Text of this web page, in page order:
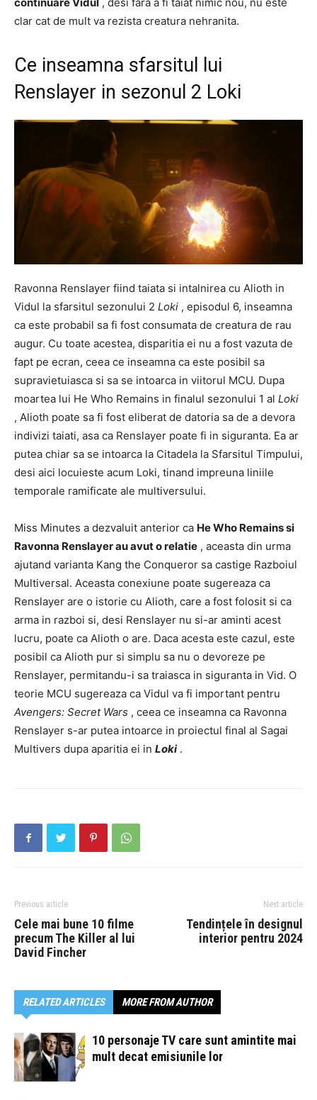
clar cat de mult va rezista creatura nehranita.
Ce inseamna sfarsitul lui
Renslayer in sezonul 2 Loki
Ravonna Renslayer fiind taiata si intalnirea cu Alioth in
Vidul la sfarsitul sezonului 2 Loki , episodul 6, inseamna
ca este probabil sa fi fost consumata de creatura de rau
augur. Cu toate acestea, disparitia ei nu a fost vazuta de
fapt pe ecran, ceea ce inseamna ca este posibil sa
supravietuiasca si sa se intoarca in viitorul MCU. Dupa
moartea lui He Who Remains in finalul sezonului 1 al Loki
, Alioth poate sa fi fost eliberat de datoria sa de a devora
indivizi taiati, asa ca Renslayer poate fi in siguranta. Ea ar
putea chiar sa se intoarca la Citadela la Sfarsitul Timpului,
desi aici locuieste acum Loki, tinand impreuna liniile
temporale ramificate ale multiversului.
Miss Minutes a dezvaluit anterior ca He Who Remains si
Ravonna Renslayer au avut o relatie , aceasta din urma
ajutand varianta Kang the Conqueror sa castige Razboiul
Multiversal. Aceasta conexiune poate sugereaza ca
Renslayer are o istorie cu Alioth, care a fost folosit si ca
arma in razboi si, desi Renslayer nu si-ar aminti acest
lucru, poate ca Alioth o are. Daca acesta este cazul, este
posibil ca Alioth pur si simplu sa nu o devoreze pe
Renslayer, permitandu-i sa traiasca in siguranta in Vid. O
teorie MCU sugereaza ca Vidul va fi important pentru
Avengers: Secret Wars , ceea ce inseamna ca Ravonna
Renslayer s-ar putea intoarce in proiectul final al Sagai
Multivers dupa aparitia ei in Loki.
Previous article
Cele mai bune 10 filme
precum The Killer al lui
David Fincher
Next article
Tendințele în designul
interior pentru 2024
RELATED ARTICLES MORE FROM AUTHOR
10 personaje TV care sunt amintite mai
mult decat emisiunile lor